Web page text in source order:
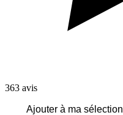
363 avis
Ajouter à ma sélection